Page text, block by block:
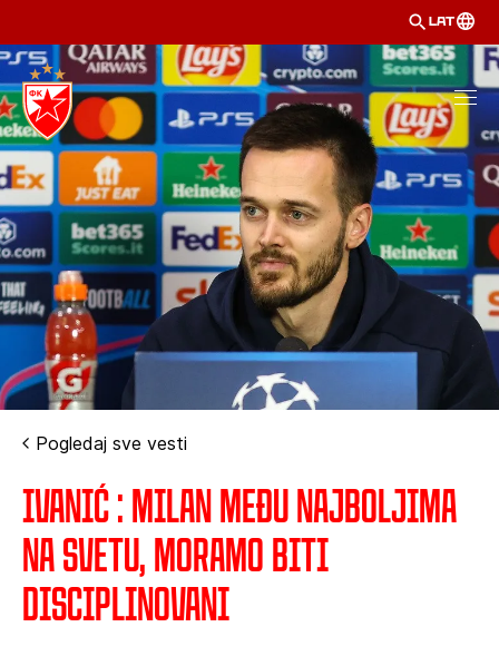
LAT
Pogledaj sve vesti
Ivanić : Milan među najboljima
na svetu, moramo biti
disciplinovani